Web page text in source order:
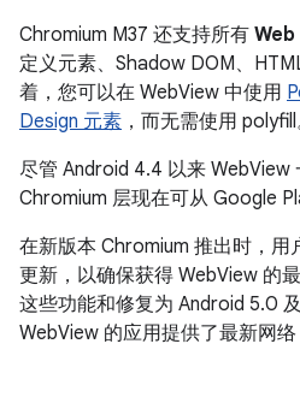
Chromium M37 还支持所有
定义元素、Shadow DOM、
着，您可以在 WebView 中使用
Design 元素 ，而无需使用 polyfill
尽管 Android 4.4 以来 WebView
Chromium 层现在可从 Google
在新版本 Chromium 推出时，用
更新，以确保获得 WebView 的
这些功能和修复为 Android 5.0
WebView 的应用提供了最新网络